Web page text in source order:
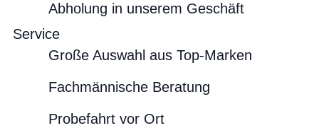
Abholung in unserem Geschäft
Service
Große Auswahl aus Top-Marken
Fachmännische Beratung
Probefahrt vor Ort